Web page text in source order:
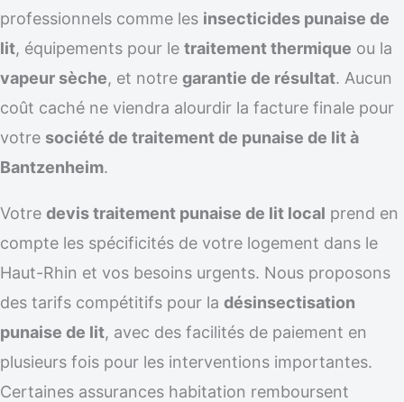
professionnels comme les insecticides punaise de
lit, équipements pour le traitement thermique ou la
vapeur sèche, et notre garantie de résultat. Aucun
coût caché ne viendra alourdir la facture finale pour
votre société de traitement de punaise de lit à
Bantzenheim.
Votre devis traitement punaise de lit local prend en
compte les spécificités de votre logement dans le
Haut-Rhin et vos besoins urgents. Nous proposons
des tarifs compétitifs pour la désinsectisation
punaise de lit, avec des facilités de paiement en
plusieurs fois pour les interventions importantes.
Certaines assurances habitation remboursent